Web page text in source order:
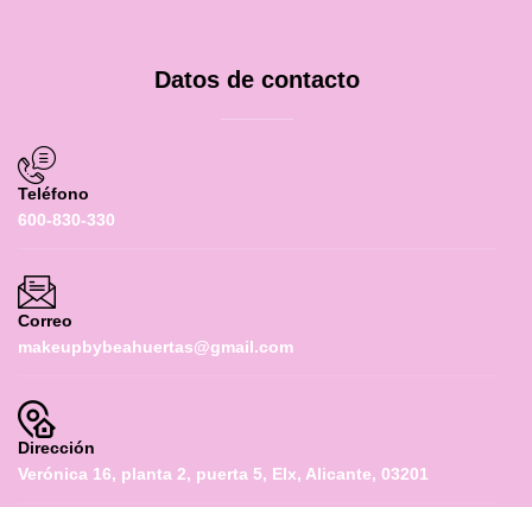
Datos de contacto
Teléfono
600-830-330
Correo
makeupbybeahuertas@gmail.com
Dirección
Verónica 16, planta 2, puerta 5, Elx, Alicante, 03201